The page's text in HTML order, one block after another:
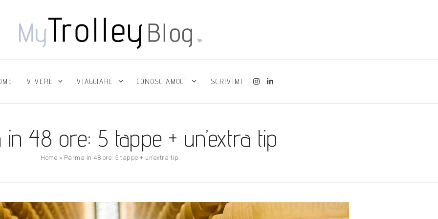
VIVERE VIAGGIARE CONOSCIAMOCI SCRIVIMI
48 ore: 5 tappe + un’extra tip
Home » Parma in 48 ore: 5 tappe + un’extra tip